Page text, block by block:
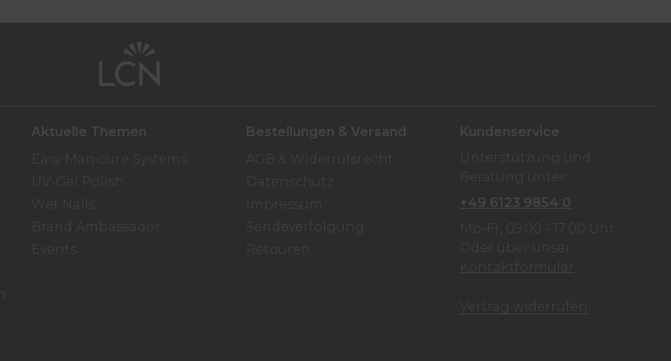
Aktuelle Themen
Easy Manicure Systems
UV-Gel Polish
Wet Nails
Brand Ambassador
Events
Bestellungen & Versand
AGB & Widerrufsrecht
Datenschutz
Impressum
Sendeverfolgung
Retouren
Kundenservice
Unterstützung und
Beratung unter:
+49 6123 9854 0
Mo-Fr, 09:00 - 17:00 Uhr
Oder über unser
Kontaktformular
Vertrag widerrufen